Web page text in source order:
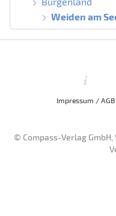
Weiden am
Impressum / AGB
© Compass-Verlag